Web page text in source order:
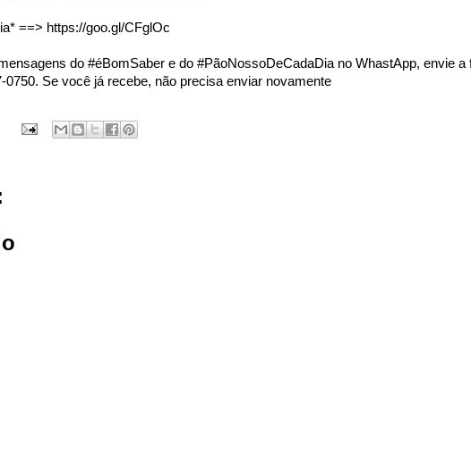
==> https://goo.gl/CFglOc
do #éBomSaber e do #PãoNossoDeCadaDia no WhastApp, envie a
0750. Se você já recebe, não precisa enviar novamente